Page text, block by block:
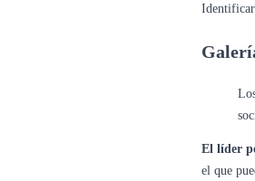
Identificar
El líder
el que